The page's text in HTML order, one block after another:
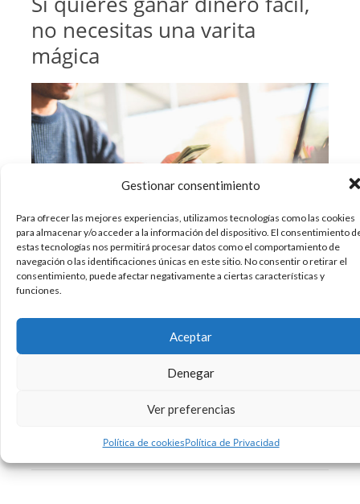
Gestionar consentimiento
Para ofrecer las mejores experiencias, utilizamos tecnologías como las cookies
para almacenar y/o acceder a la información del dispositivo. El consentimiento
estas tecnologías nos permitirá procesar datos como el comportamiento de
navegación o las identificaciones únicas en este sitio. No consentir o retirar el
consentimiento, puede afectar negativamente a ciertas características y
funciones.
Aceptar
Denegar
Ver preferencias
Política de cookiesPolítica de Privacidad
no necesitas una varita
mágica
¿Cuántas veces hablas al mes, a la semana e
incluso al día de lo feliz que serías si ganaras
más dinero? Seguro que si te paras a pensarlo,
te sorprenderás de lo mucho que tú y tu
entorno habláis sobre ello. Puede ser que,
aunque
Apps Creatividad
Leer más